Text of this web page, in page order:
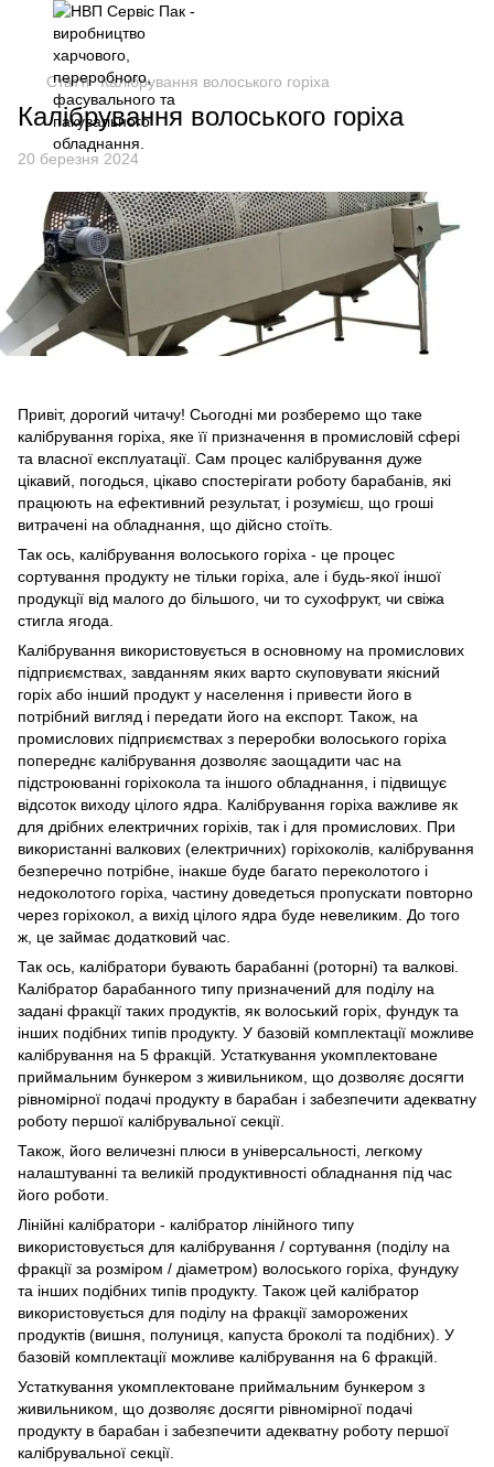
Статті Калібрування волоського горіха
Калібрування волоського горіха
20 березня 2024
Привіт, дорогий читачу! Сьогодні ми розберемо що таке
калібрування горіха, яке її призначення в промисловій сфері
та власної експлуатації. Сам процес калібрування дуже
цікавий, погодься, цікаво спостерігати роботу барабанів, які
працюють на ефективний результат, і розумієш, що гроші
витрачені на обладнання, що дійсно стоїть.
Так ось, калібрування волоського горіха - це процес
сортування продукту не тільки горіха, але і будь-якої іншої
продукції від малого до більшого, чи то сухофрукт, чи свіжа
стигла ягода.
Калібрування використовується в основному на промислових
підприємствах, завданням яких варто скуповувати якісний
горіх або інший продукт у населення і привести його в
потрібний вигляд і передати його на експорт. Також, на
промислових підприємствах з переробки волоського горіха
попереднє калібрування дозволяє заощадити час на
підстроюванні горіхокола та іншого обладнання, і підвищує
відсоток виходу цілого ядра. Калібрування горіха важливе як
для дрібних електричних горіхів, так і для промислових. При
використанні валкових (електричних) горіхоколів, калібрування
безперечно потрібне, інакше буде багато переколотого і
недоколотого горіха, частину доведеться пропускати повторно
через горіхокол, а вихід цілого ядра буде невеликим. До того
ж, це займає додатковий час.
Так ось, калібратори бувають барабанні (роторні) та валкові.
Калібратор барабанного типу призначений для поділу на
задані фракції таких продуктів, як волоський горіх, фундук та
інших подібних типів продукту. У базовій комплектації можливе
калібрування на 5 фракцій. Устаткування укомплектоване
приймальним бункером з живильником, що дозволяє досягти
рівномірної подачі продукту в барабан і забезпечити адекватну
роботу першої калібрувальної секції.
Також, його величезні плюси в універсальності, легкому
налаштуванні та великій продуктивності обладнання під час
його роботи.
Лінійні калібратори - калібратор лінійного типу
використовується для калібрування / сортування (поділу на
фракції за розміром / діаметром) волоського горіха, фундуку
та інших подібних типів продукту. Також цей калібратор
використовується для поділу на фракції заморожених
продуктів (вишня, полуниця, капуста броколі та подібних). У
базовій комплектації можливе калібрування на 6 фракцій.
Устаткування укомплектоване приймальним бункером з
живильником, що дозволяє досягти рівномірної подачі
продукту в барабан і забезпечити адекватну роботу першої
калібрувальної секції.